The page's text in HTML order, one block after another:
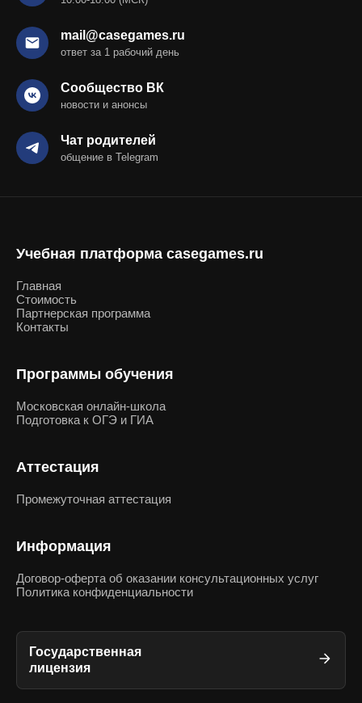
mail@casegames.ru
ответ за 1 рабочий день
Сообщество ВК
новости и анонсы
Чат родителей
общение в Telegram
Учебная платформа casegames.ru
Главная
Стоимость
Партнерская программа
Контакты
Программы обучения
Московская онлайн-школа
Подготовка к ОГЭ и ГИА
Аттестация
Промежуточная аттестация
Информация
Договор-оферта об оказании консультационных услуг
Политика конфиденциальности
Государственная
лицензия